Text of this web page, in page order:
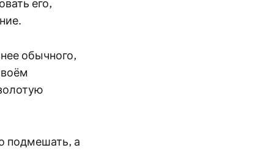
его,
обычного,
подмешать, а